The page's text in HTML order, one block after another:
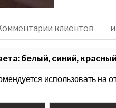
клиентов
белый, синий,
использовать на